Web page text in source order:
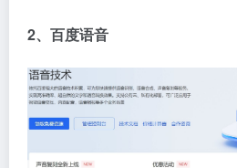
2、百度语音